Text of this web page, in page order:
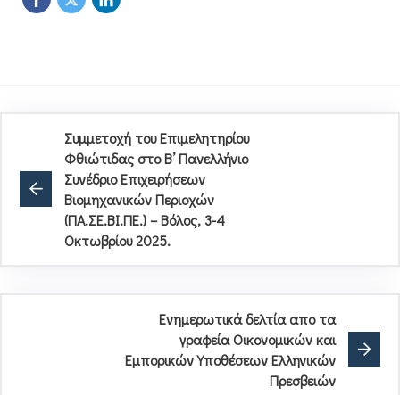
Συμμετοχή του Επιμελητηρίου
Φθιώτιδας στο Β’ Πανελλήνιο
Συνέδριο Επιχειρήσεων
Βιομηχανικών Περιοχών
(ΠΑ.ΣΕ.ΒΙ.ΠΕ.) – Βόλος, 3-4
Οκτωβρίου 2025.
Ενημερωτικά δελτία απο τα
γραφεία Οικονομικών και
Εμπορικών Υποθέσεων Ελληνικών
Πρεσβειών